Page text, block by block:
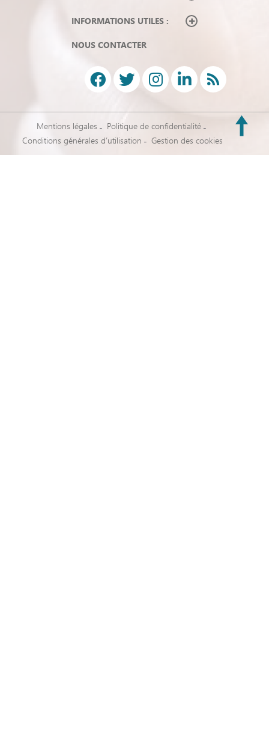
INFORMATIONS UTILES :
NOUS CONTACTER
Mentions légales
Politique de confidentialité
Conditions générales d’utilisation
Gestion des cookies